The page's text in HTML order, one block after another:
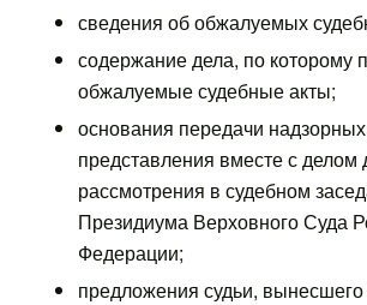
сведения об обжалуемых
содержание дела, по которому
обжалуемые судебные акты;
основания передачи
представления вместе с делом
рассмотрения в судебном
Президиума Верховного Суда
Федерации;
предложения судьи,